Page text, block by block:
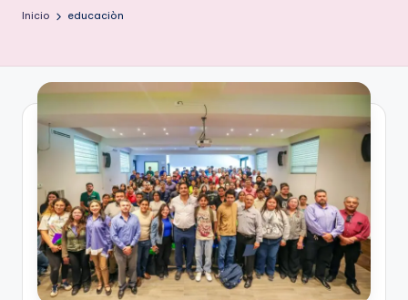
s
.
p
r
e
s
s
Inicio educaciòn